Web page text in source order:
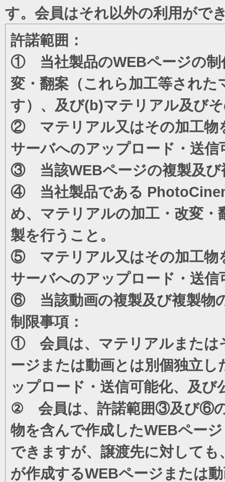
す。会員はそれ以外の利用がで
許諾範囲：
① 当社製品のWEBページの制
変・翻案（これら加工等され
す）、及び(b)マテリアル及び
② マテリアル又はその加工物
サーバへのアップロード・送信
③ 当該WEBページの複製及び
④ 当社製品である
め、マテリアルの加工・改変
製を行うこと。
⑤ マテリアル又はその加工物
サーバへのアップロード・送信
⑥ 当該動画の複製及び複製物
制限事項：
① 会員は、マテリアルまたは
ージまたは動画とは別個独立
ップロード・送信可能化、及
② 会員は、許諾範囲③及び⑥の
物を含んで作成したWEBペー
できますが、譲渡先に対して
が作成するWEBページまたは